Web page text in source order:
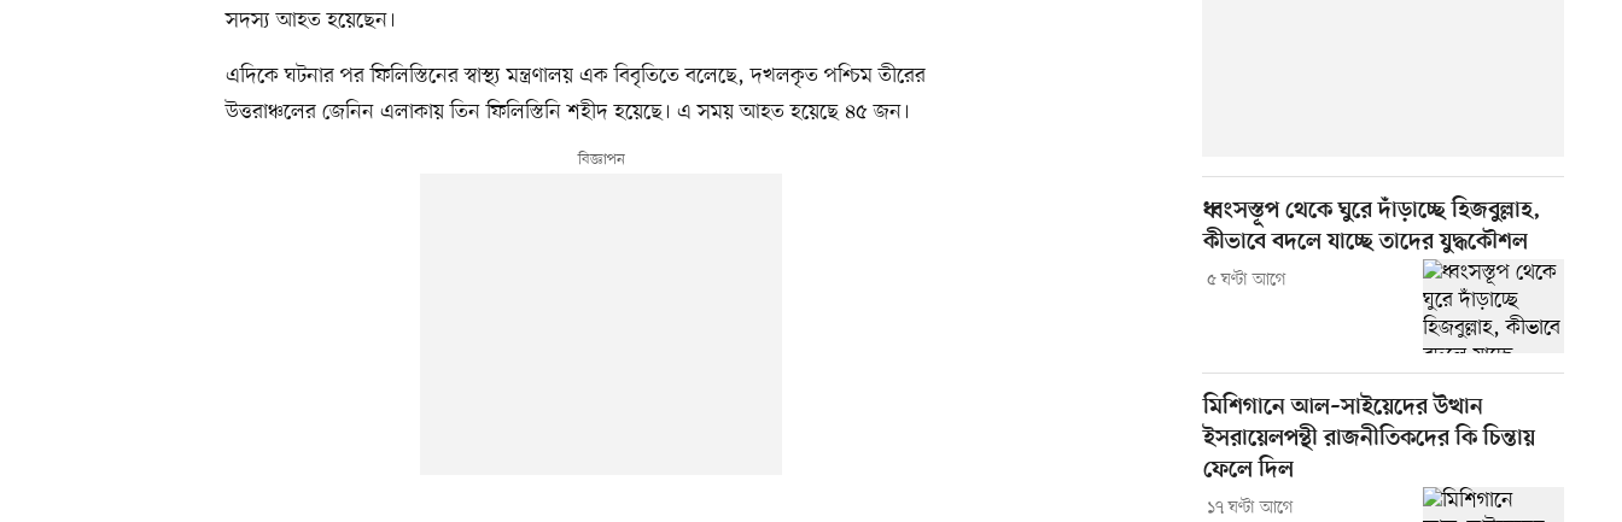
সদস্য আহত হয়েছেন।
এদিকে ঘটনার পর ফিলিস্তিনের স্বাস্থ্য মন্ত্রণালয় এক বিবৃতিতে বলেছে, দখলকৃত পশ্চিম তীরের
উত্তরাঞ্চলের জেনিন এলাকায় তিন ফিলিস্তিনি শহীদ হয়েছে। এ সময় আহত হয়েছে ৪৫ জন।
ধ্বংসস্তূপ থেকে ঘুরে দাঁড়াচ্ছে হিজবুল্লাহ,
কীভাবে বদলে যাচ্ছে তাদের যুদ্ধকৌশল
৫ ঘণ্টা আগে
মিশিগানে আল–সাইয়েদের উত্থান
ইসরায়েলপন্থী রাজনীতিকদের কি চিন্তায়
ফেলে দিল
১৭ ঘণ্টা আগে